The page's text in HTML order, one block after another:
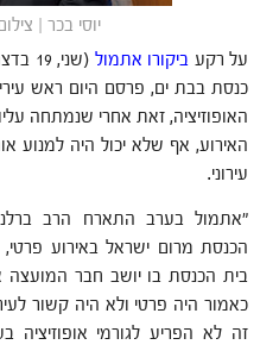
יוסי בכר |
על רקע ביקורו אתמול
כנסת בבת ים, פרסם היום ראש
האופוזיציה, זאת אחרי שנמתחה
האירוע, אף שלא יכול היה למנוע
עירוני.
"אתמול בערב התארח הרב
הכנסת מרום ישראל באירוע
בית הכנסת בו יושב חבר המועצה
כאמור היה פרטי ולא היה קשור
זה לא הפריע לגורמי אופוזיציה